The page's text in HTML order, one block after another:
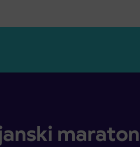
2023 – spremembe pri